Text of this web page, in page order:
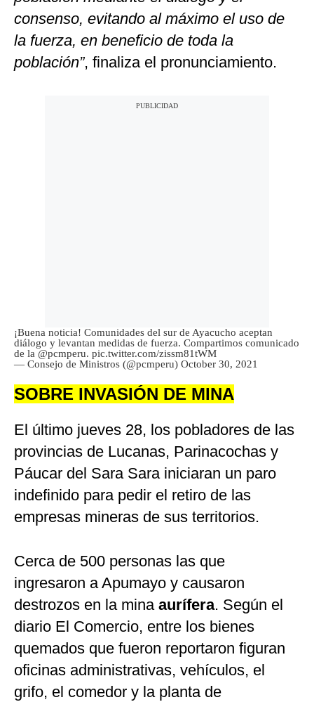
consenso, evitando al máximo el uso de
la fuerza, en beneficio de toda la
población”, finaliza el pronunciamiento.
¡Buena noticia! Comunidades del sur de Ayacucho aceptan
diálogo y levantan medidas de fuerza. Compartimos comunicado
de la @pcmperu. pic.twitter.com/zissm81tWM
— Consejo de Ministros (@pcmperu) October 30, 2021
SOBRE INVASIÓN DE MINA
El último jueves 28, los pobladores de las
provincias de Lucanas, Parinacochas y
Páucar del Sara Sara iniciaran un paro
indefinido para pedir el retiro de las
empresas mineras de sus territorios.
Cerca de 500 personas las que
ingresaron a Apumayo y causaron
destrozos en la mina aurífera. Según el
diario El Comercio, entre los bienes
quemados que fueron reportaron figuran
oficinas administrativas, vehículos, el
grifo, el comedor y la planta de